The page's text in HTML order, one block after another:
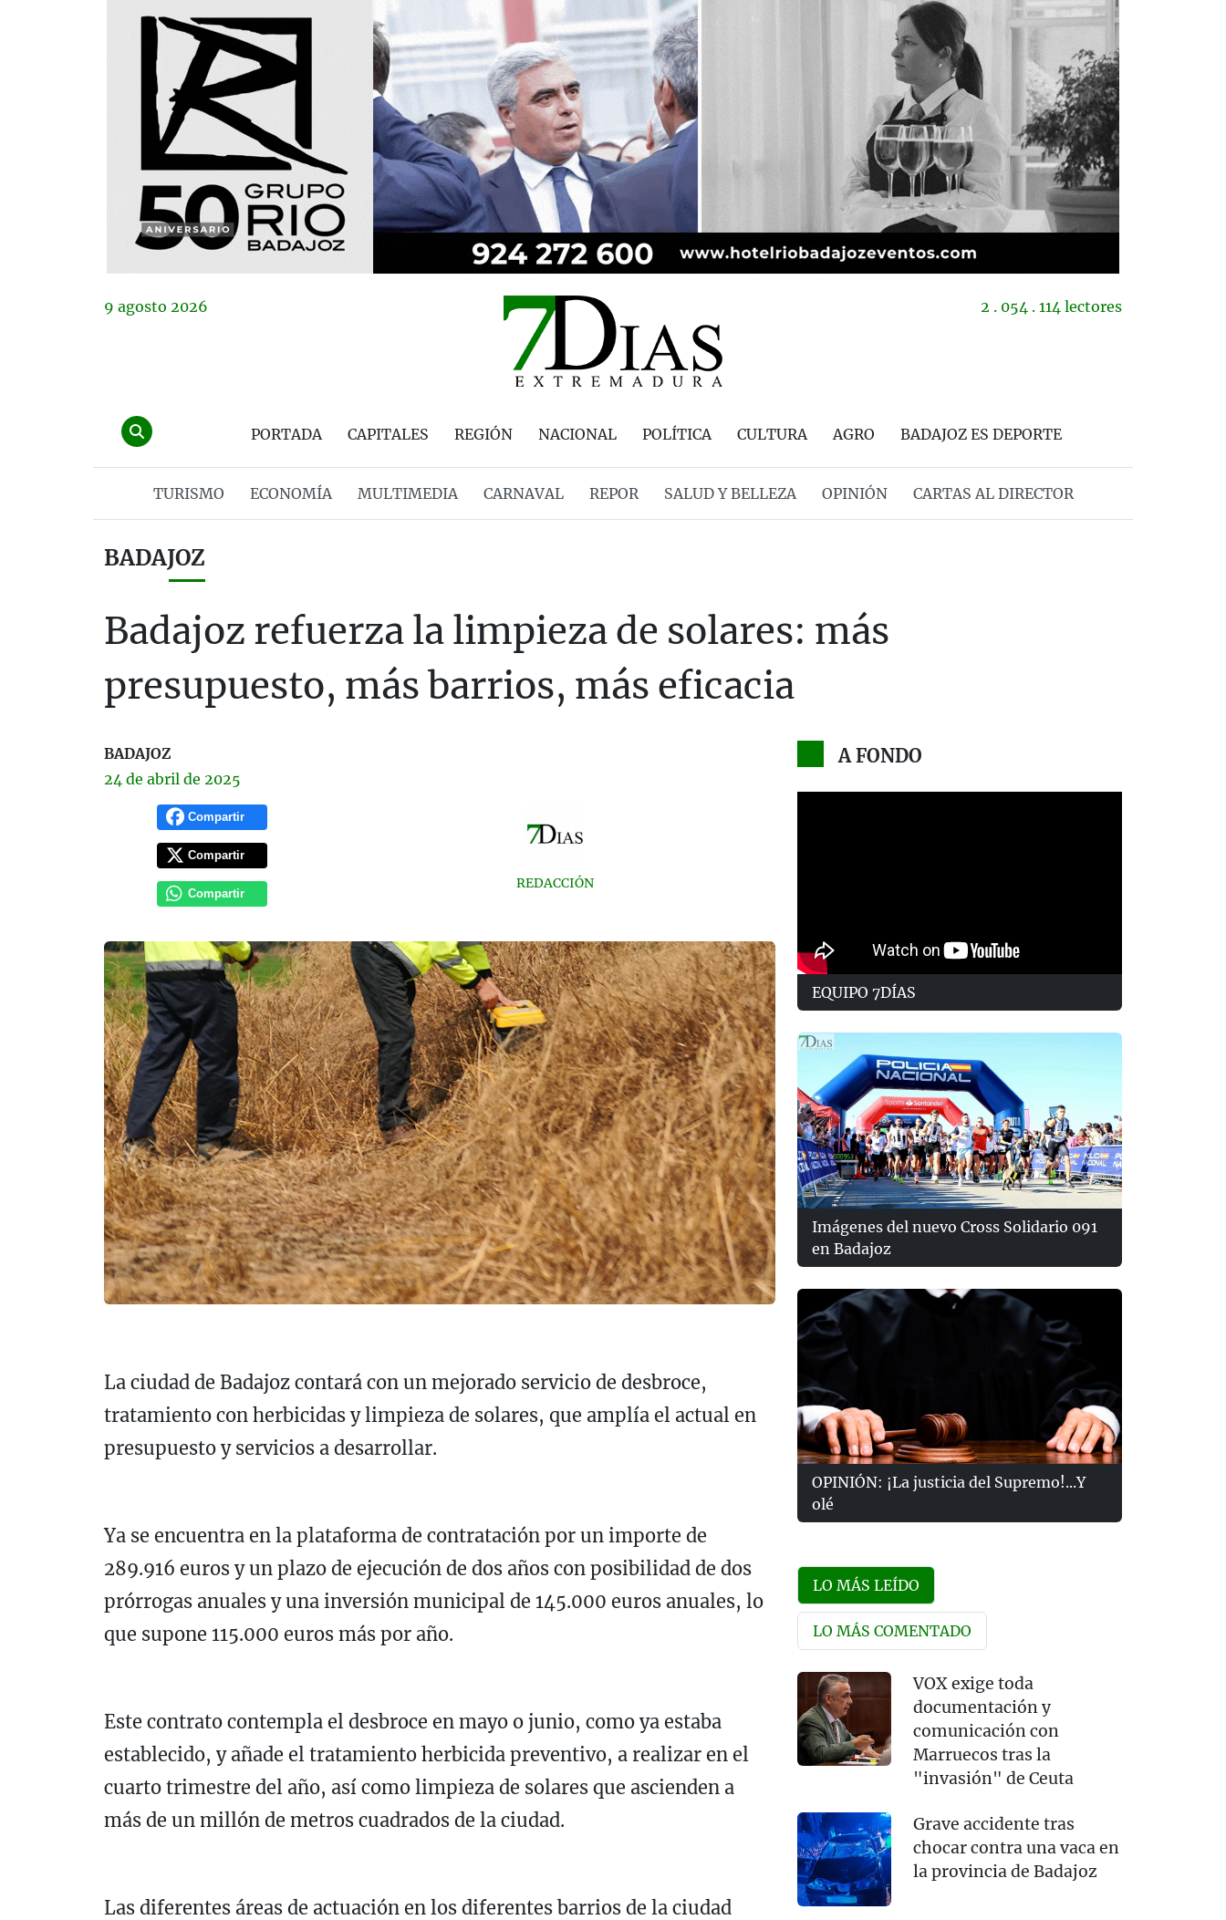
9 agosto 2026 2 . 054 . 114 lectores
PORTADA CAPITALES REGIÓN NACIONAL POLÍTICA CULTURA AGRO BADAJOZ ES DEPORTE
TURISMO ECONOMÍA MULTIMEDIA CARNAVAL REPOR SALUD Y BELLEZA OPINIÓN CARTAS AL DIRECTOR
BADAJOZ
Badajoz refuerza la limpieza de solares: más
presupuesto, más barrios, más eficacia
BADAJOZ
24 de abril de 2025
Compartir
Compartir
Compartir
REDACCIÓN
La ciudad de Badajoz contará con un mejorado servicio de desbroce,
tratamiento con herbicidas y limpieza de solares, que amplía el actual en
presupuesto y servicios a desarrollar.
Ya se encuentra en la plataforma de contratación por un importe de
289.916 euros y un plazo de ejecución de dos años con posibilidad de dos
prórrogas anuales y una inversión municipal de 145.000 euros anuales, lo
que supone 115.000 euros más por año.
Este contrato contempla el desbroce en mayo o junio, como ya estaba
establecido, y añade el tratamiento herbicida preventivo, a realizar en el
cuarto trimestre del año, así como limpieza de solares que ascienden a
más de un millón de metros cuadrados de la ciudad.
Las diferentes áreas de actuación en los diferentes barrios de la ciudad
A FONDO
EQUIPO 7DÍAS
Imágenes del nuevo Cross Solidario 091
en Badajoz
OPINIÓN: ¡La justicia del Supremo!...Y
olé
LO MÁS LEÍDO
LO MÁS COMENTADO
VOX exige toda
documentación y
comunicación con
Marruecos tras la
"invasión" de Ceuta
Grave accidente tras
chocar contra una vaca en
la provincia de Badajoz